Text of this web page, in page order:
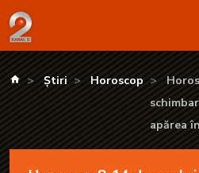
Horoscop 8-14 decembrie. O
kanald.ro
Știri Horoscop
apărea